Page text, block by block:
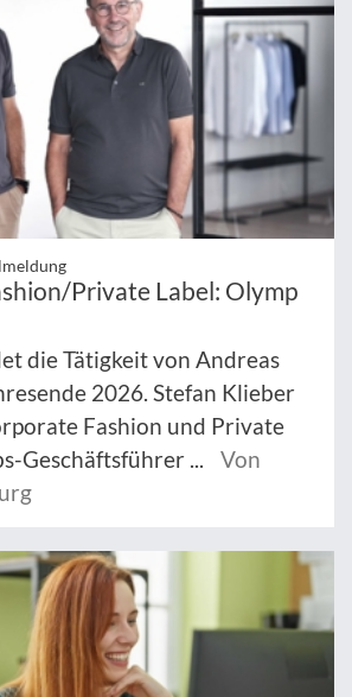
Private Label: Olymp
die Tätigkeit von Andreas
2026. Stefan Klieber
Fashion und Private
Geschäftsführer ...
Von